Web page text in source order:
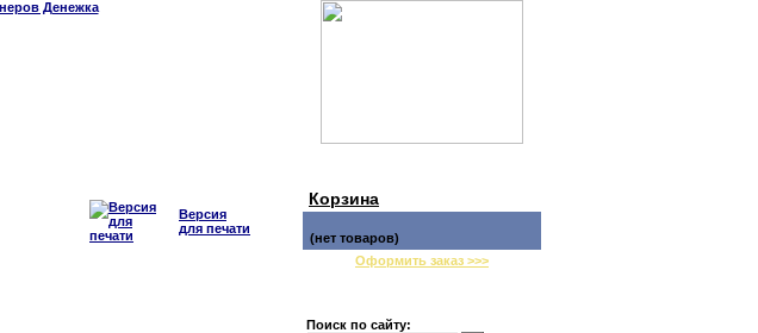
Версия
для печати
Корзина
(нет товаров)
Оформить заказ >>>
Поиск по сайту: